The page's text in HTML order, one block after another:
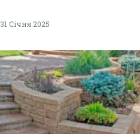
31 Січня 2025